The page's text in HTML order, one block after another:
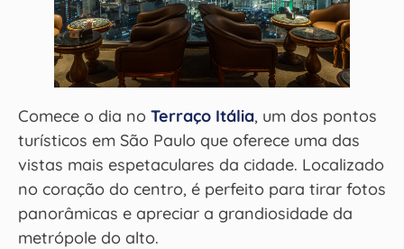
Comece o dia no Terraço Itália, um dos pontos
turísticos em São Paulo que oferece uma das
vistas mais espetaculares da cidade. Localizado
no coração do centro, é perfeito para tirar fotos
panorâmicas e apreciar a grandiosidade da
metrópole do alto.